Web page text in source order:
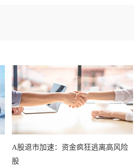
A股退市加速：资金疯狂逃离高风险
股